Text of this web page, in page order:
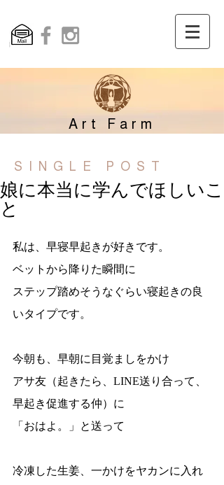
Art Farm
SINGLE POST
娘に本当に学んでほしいこ
と
私は、早寝早起きが好きです。
ベットから降りた瞬間に
ステップ踏めそうなぐらい寝起きの良
いタイプです。
今朝も、早朝に目覚ましをかけ
アサ友（起きたら、LINE送り合って、
早起き促進する仲）に
「おはよ。」と送って
冷凍した生姜、一かけをヤカンに入れ